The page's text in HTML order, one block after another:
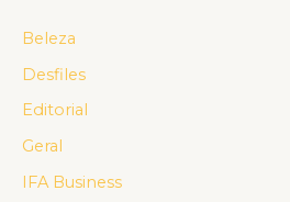
Beleza
Desfiles
Editorial
Geral
IFA Business